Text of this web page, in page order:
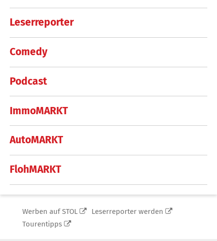
Leserreporter
Comedy
Podcast
ImmoMARKT
AutoMARKT
FlohMARKT
Werben auf STOL
Leserreporter werden
Tourentipps